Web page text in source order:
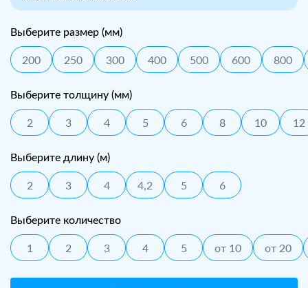
Выберите размер (мм)
200 250 300 400 500 600 800
Выберите толщину (мм)
2 3 4 5 6 8 10 12
Выберите длину (м)
2 3 4 4,2 5 6
Выберите количество
1 2 3 4 5 от 10 от 20